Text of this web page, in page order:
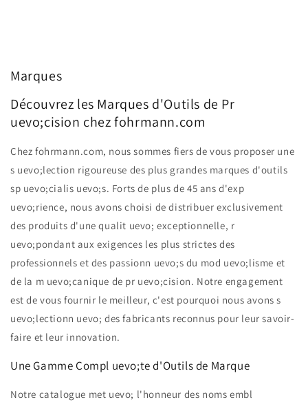
Marques
Découvrez les Marques d'Outils de Pr
uevo;cision chez fohrmann.com
Chez fohrmann.com, nous sommes fiers de vous proposer une
s uevo;lection rigoureuse des plus grandes marques d'outils
sp uevo;cialis uevo;s. Forts de plus de 45 ans d'exp
uevo;rience, nous avons choisi de distribuer exclusivement
des produits d'une qualit uevo; exceptionnelle, r
uevo;pondant aux exigences les plus strictes des
professionnels et des passionn uevo;s du mod uevo;lisme et
de la m uevo;canique de pr uevo;cision. Notre engagement
est de vous fournir le meilleur, c'est pourquoi nous avons s
uevo;lectionn uevo; des fabricants reconnus pour leur savoir-
faire et leur innovation.
Une Gamme Compl uevo;te d'Outils de Marque
Notre catalogue met uevo; l'honneur des noms embl